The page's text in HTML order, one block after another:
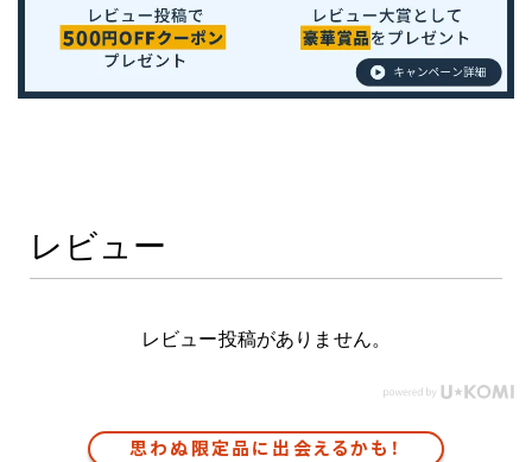
レビュー
レビュー投稿がありません。
思わぬ限定品に出会えるかも！